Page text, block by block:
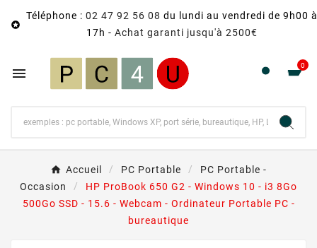

Téléphone : 02 47 92 56 08 du lundi au vendredi de 9h00 à
17h - Achat garanti jusqu'à 2500€
 0
Accueil PC Portable
PC Portable -
Occasion
HP ProBook 650 G2 - Windows 10 - i3 8Go
500Go SSD - 15.6 - Webcam - Ordinateur Portable PC -
bureautique